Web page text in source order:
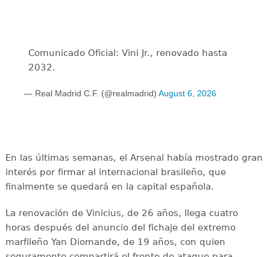
Comunicado Oficial: Vini Jr., renovado hasta
2032.
— Real Madrid C.F. (@realmadrid) August 6, 2026
En las últimas semanas, el Arsenal había mostrado gran
interés por firmar al internacional brasileño, que
finalmente se quedará en la capital española.
La renovación de Vinicius, de 26 años, llega cuatro
horas después del anuncio del fichaje del extremo
marfileño Yan Diomande, de 19 años, con quien